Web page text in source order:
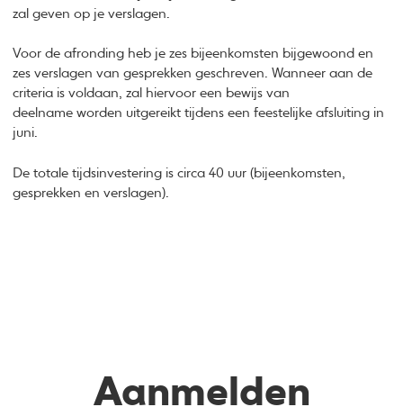
zal geven op je verslagen.
Voor de afronding heb je zes bijeenkomsten bijgewoond en
zes verslagen van gesprekken geschreven. Wanneer aan de
criteria is voldaan, zal hiervoor een bewijs van
deelname worden uitgereikt tijdens een feestelijke afsluiting in
juni.
De totale tijdsinvestering is circa 40 uur (bijeenkomsten,
gesprekken en verslagen).
Aanmelden